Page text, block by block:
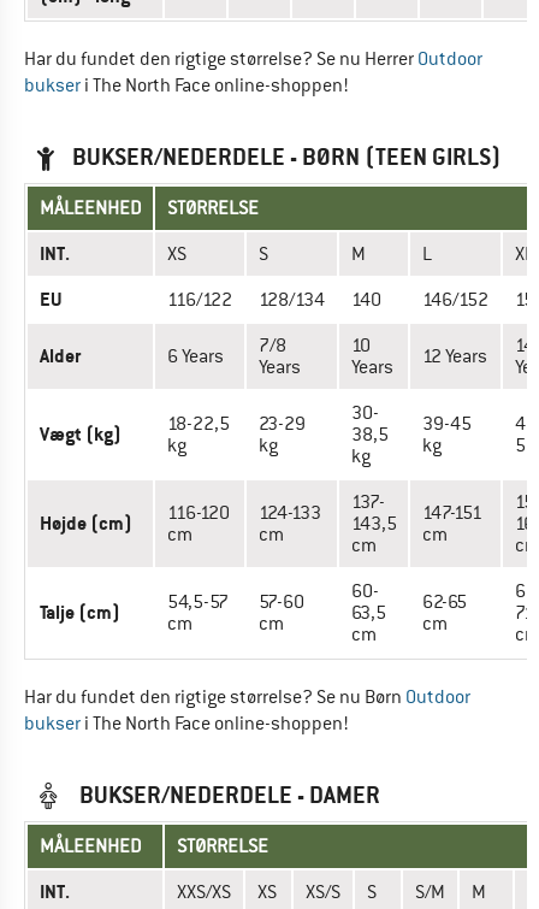
Har du fundet den rigtige størrelse? Se nu Herrer Outdoor
bukser i The North Face online-shoppen!
BUKSER/NEDERDELE - BØRN (TEEN GIRLS)
MÅLEENHED STØRRELSE
INT. XS S M L XL
EU 116/122 128/134 140 146/152
Alder 6 Years
7/8
Years
10
Years
12 Years
Vægt (kg)
18-22,5
kg
23-29
kg
30-
38,5
kg
39-45
kg
Højde (cm)
116-120
cm
124-133
cm
137-
143,5
cm
147-151
cm
cm
Talje (cm)
54,5-57
cm
57-60
cm
60-
63,5
cm
62-65
cm
71
cm
Har du fundet den rigtige størrelse? Se nu Børn Outdoor
bukser i The North Face online-shoppen!
BUKSER/NEDERDELE - DAMER
MÅLEENHED STØRRELSE
INT. XXS/XS XS XS/S S S/M M